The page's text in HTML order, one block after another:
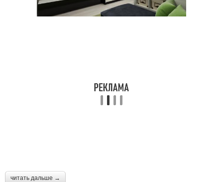
читать дальше →